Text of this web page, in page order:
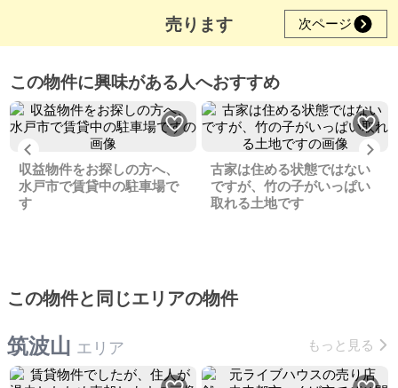
売ります 次ページ
この物件に興味がある人へおすすめ
Previous
収益物件をお探しの方へ、
水戸市で賃貸中の駐車場で
す
古家は住める状態ではない
ですが、竹の子がいっぱい
取れる土地です
この物件と同じエリアの物件
筑波山 エリア もっと見る